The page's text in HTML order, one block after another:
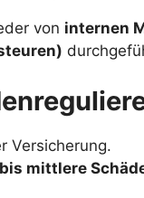
von internen
Versicherung.
mittlere